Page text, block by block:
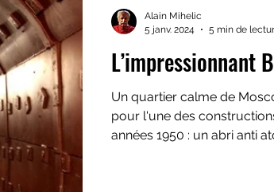
Religions et Mythologies
L’impressionnant
Un quartier calme de Moscou fut choisi comme site
pour l'une des
années 1950 : un abri anti
Alain Mihelic
5 janv. 2024
5 min de